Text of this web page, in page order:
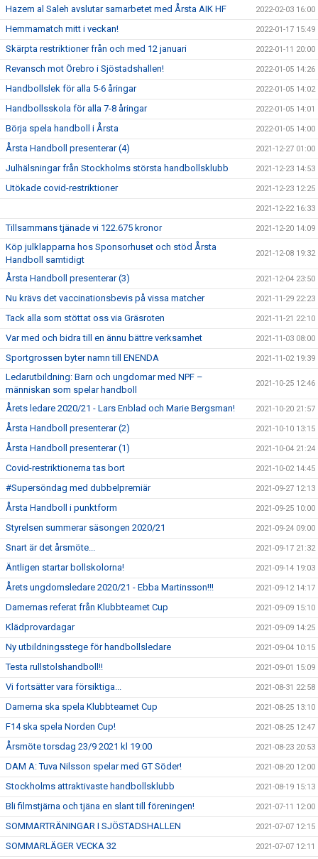
Hazem al Saleh avslutar samarbetet med Årsta AIK HF 2022-02-03 16:00
Hemmamatch mitt i veckan! 2022-01-17 15:49
Skärpta restriktioner från och med 12 januari 2022-01-11 20:00
Revansch mot Örebro i Sjöstadshallen! 2022-01-05 14:26
Handbollslek för alla 5-6 åringar 2022-01-05 14:02
Handbollsskola för alla 7-8 åringar 2022-01-05 14:01
Börja spela handboll i Årsta 2022-01-05 14:00
Årsta Handboll presenterar (4) 2021-12-27 01:00
Julhälsningar från Stockholms största handbollsklubb 2021-12-23 14:53
Utökade covid-restriktioner 2021-12-23 12:25
2021-12-22 16:33
Tillsammans tjänade vi 122.675 kronor 2021-12-20 14:09
Köp julklapparna hos Sponsorhuset och stöd Årsta
Handboll samtidigt
2021-12-08 19:32
Årsta Handboll presenterar (3) 2021-12-04 23:50
Nu krävs det vaccinationsbevis på vissa matcher 2021-11-29 22:23
Tack alla som stöttat oss via Gräsroten 2021-11-21 22:10
Var med och bidra till en ännu bättre verksamhet 2021-11-03 08:00
Sportgrossen byter namn till ENENDA 2021-11-02 19:39
Ledarutbildning: Barn och ungdomar med NPF –
människan som spelar handboll
2021-10-25 12:46
Årets ledare 2020/21 - Lars Enblad och Marie Bergsman! 2021-10-20 21:57
Årsta Handboll presenterar (2) 2021-10-10 13:15
Årsta Handboll presenterar (1) 2021-10-04 21:24
Covid-restriktionerna tas bort 2021-10-02 14:45
#Supersöndag med dubbelpremiär 2021-09-27 12:13
Årsta Handboll i punktform 2021-09-25 10:00
Styrelsen summerar säsongen 2020/21 2021-09-24 09:00
Snart är det årsmöte... 2021-09-17 21:32
Äntligen startar bollskolorna! 2021-09-14 19:03
Årets ungdomsledare 2020/21 - Ebba Martinsson!!! 2021-09-12 14:17
Damernas referat från Klubbteamet Cup 2021-09-09 15:10
Klädprovardagar 2021-09-09 14:25
Ny utbildningsstege för handbollsledare 2021-09-04 10:15
Testa rullstolshandboll!! 2021-09-01 15:09
Vi fortsätter vara försiktiga... 2021-08-31 22:58
Damerna ska spela Klubbteamet Cup 2021-08-25 13:10
F14 ska spela Norden Cup! 2021-08-25 12:47
Årsmöte torsdag 23/9 2021 kl 19:00 2021-08-23 20:53
DAM A: Tuva Nilsson spelar med GT Söder! 2021-08-20 12:00
Stockholms attraktivaste handbollsklubb 2021-08-19 15:13
Bli filmstjärna och tjäna en slant till föreningen! 2021-07-11 12:00
SOMMARTRÄNINGAR I SJÖSTADSHALLEN 2021-07-07 12:15
SOMMARLÄGER VECKA 32 2021-07-07 12:11